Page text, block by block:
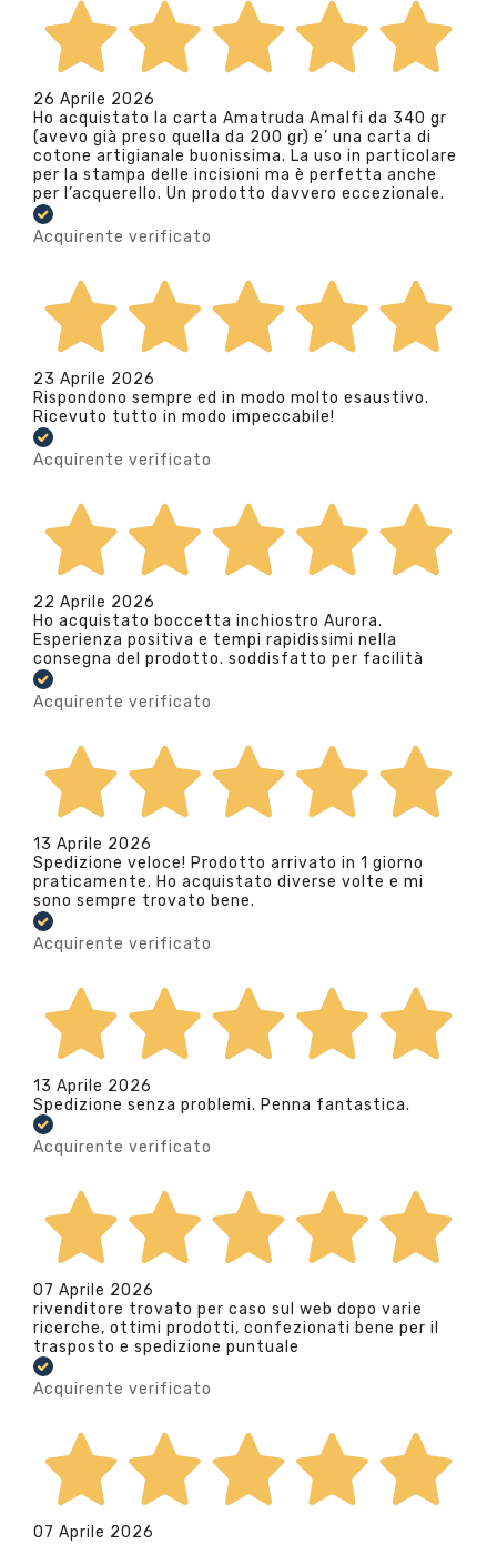
26 Aprile 2026
Ho acquistato la carta Amatruda Amalfi da 340 gr
(avevo già preso quella da 200 gr) e’ una carta di
cotone artigianale buonissima. La uso in particolare
per la stampa delle incisioni ma è perfetta anche
per l’acquerello. Un prodotto davvero eccezionale.
Acquirente verificato
23 Aprile 2026
Rispondono sempre ed in modo molto esaustivo.
Ricevuto tutto in modo impeccabile!
Acquirente verificato
22 Aprile 2026
Ho acquistato boccetta inchiostro Aurora.
Esperienza positiva e tempi rapidissimi nella
consegna del prodotto. soddisfatto per facilità
Acquirente verificato
13 Aprile 2026
Spedizione veloce! Prodotto arrivato in 1 giorno
praticamente. Ho acquistato diverse volte e mi
sono sempre trovato bene.
Acquirente verificato
13 Aprile 2026
Spedizione senza problemi. Penna fantastica.
Acquirente verificato
07 Aprile 2026
rivenditore trovato per caso sul web dopo varie
ricerche, ottimi prodotti, confezionati bene per il
trasposto e spedizione puntuale
Acquirente verificato
07 Aprile 2026